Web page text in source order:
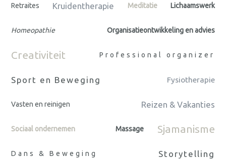
Retraites Kruidentherapie Meditatie Lichaamswerk
Homeopathie Organisatieontwikkeling en advies
Creativiteit Professional organizer
Sport en Beweging Fysiotherapie
Vasten en reinigen Reizen & Vakanties
Sociaal ondernemen Massage Sjamanisme
Dans & Beweging Storytelling